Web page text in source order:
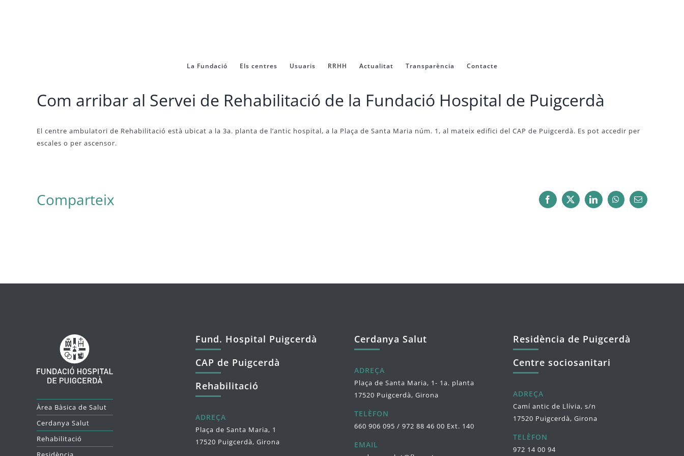
La Fundació Els centres Usuaris RRHH Actualitat Transparència Contacte
Com arribar al Servei de Rehabilitació de la Fundació Hospital de Puigcerdà
El centre ambulatori de Rehabilitació està ubicat a la 3a. planta de l’antic hospital, a la Plaça de Santa Maria núm. 1, al mateix edifici del CAP de Puigcerdà. Es pot accedir per
escales o per ascensor.
Comparteix Facebook
X LinkedInWhatsApp
Email:
Àrea Bàsica de Salut
Cerdanya Salut
Rehabilitació
Fund. Hospital Puigcerdà
CAP de Puigcerdà
Rehabilitació
ADREÇA
Plaça de Santa Maria, 1
17520 Puigcerdà, Girona
Cerdanya Salut
ADREÇA
Plaça de Santa Maria, 1- 1a. planta
17520 Puigcerdà, Girona
TELÈFON
660 906 095 / 972 88 46 00 Ext. 140
EMAIL
Residència de Puigcerdà
Centre sociosanitari
ADREÇA
Camí antic de Llívia, s/n
17520 Puigcerdà, Girona
TELÈFON
972 14 00 94